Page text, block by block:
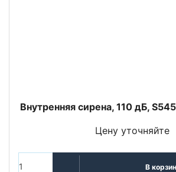
Внутренняя сирена, 110 дБ,
Цену уточняйте
В